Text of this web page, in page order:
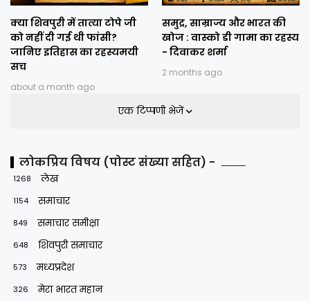
क्या शिवपुरी में तात्या टोपे जी
को नहीं दी गई थी फांसी?
जानिए इतिहास का रहस्यमयी
सच
about a month ago
समुद्र, साम्राज्य और भारत की
खोज : वास्को डी गामा का रहस्य
- दिवाकर शर्मा
2 months ago
एक टिप्पणी भेजें
लोकप्रिय विषय (पोस्ट संख्या सहित) -
1268 लेख
1154 समाचार
849 समाचार समीक्षा
648 शिवपुरी समाचार
573 मध्यप्रदेश
326 मेरा भारत महान